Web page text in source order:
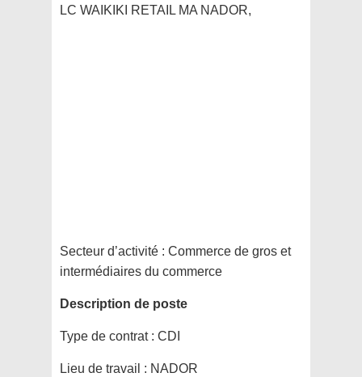
LC WAIKIKI RETAIL MA NADOR,
Secteur d’activité : Commerce de gros et
intermédiaires du commerce
Description de poste
Type de contrat : CDI
Lieu de travail : NADOR